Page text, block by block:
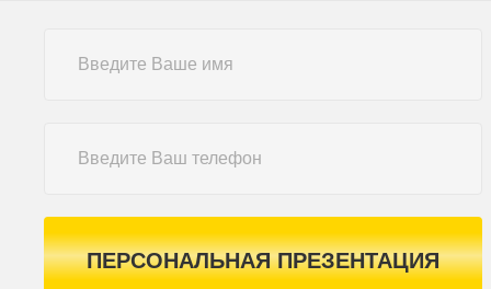
ПЕРСОНАЛЬНАЯ ПРЕЗЕНТАЦИЯ